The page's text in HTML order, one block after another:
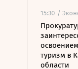
15:30 /
туризм в
области